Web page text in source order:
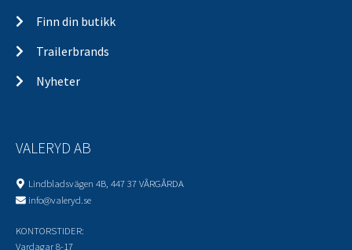
Finn din butikk
Trailerbrands
Nyheter
VALERYD AB
Lindbladsvägen 4B, 447 37 VÅRGÅRDA
info@valeryd.se
KONTORSTIDER:
Vardagar 8-17